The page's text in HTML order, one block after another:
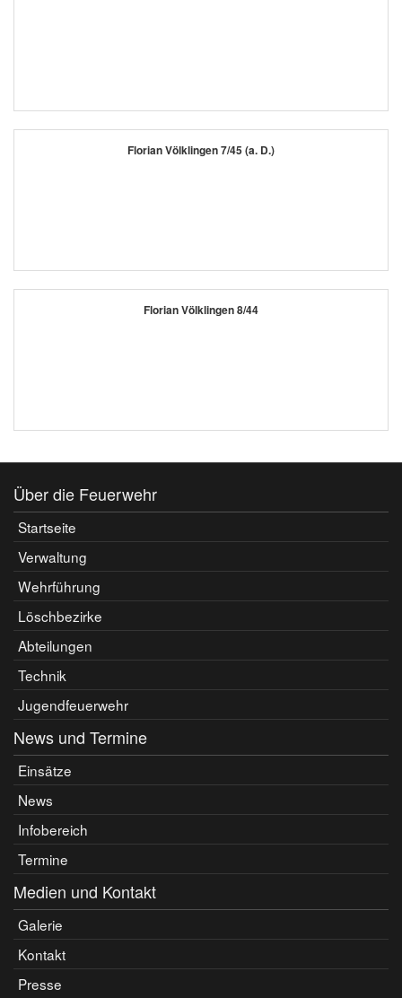
Florian Völklingen 7/45 (a. D.)
Florian Völklingen 8/44
Über die Feuerwehr
Startseite
Verwaltung
Wehrführung
Löschbezirke
Abteilungen
Technik
Jugendfeuerwehr
News und Termine
Einsätze
News
Infobereich
Termine
Medien und Kontakt
Galerie
Kontakt
Presse